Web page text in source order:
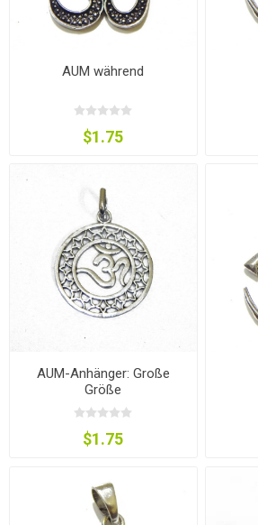
AUM während
$1.75
AUM-Anhänger: Große
Größe
$1.75